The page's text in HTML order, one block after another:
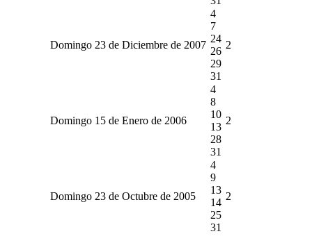
Domingo 23 de Diciembre de 2007
4
7
24
26
29
31
2
Domingo 15 de Enero de 2006
4
8
10
13
28
31
2
Domingo 23 de Octubre de 2005
4
9
13
14
25
31
2